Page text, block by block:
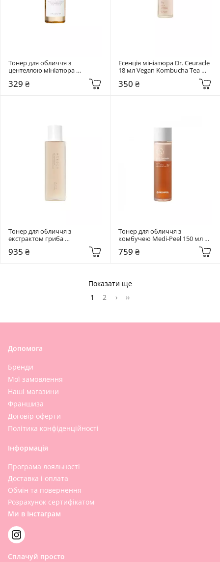
Тонер для обличчя з
центеллою мініатюра
SKIN1004 30 мл Madagascar
Centella Toning Toner
329 ₴
Есенція мініатюра Dr. Ceuracle
18 мл Vegan Kombucha Tea
350 ₴
Тонер для обличчя з
екстрактом гриба
Альбатрелус Needly 145 мл pH
balancing toner
935 ₴
Тонер для обличчя з
комбучею Medi-Peel 150 мл
759 ₴
Показати ще
1
2 › ››
Допомога
Бренди
Мої замовлення
Наші магазини
Франшиза
Договір оферти
Політика конфіденційності
Інформація
Програма лояльності
Доставка і оплата
Обмін та повернення
Розрахунок сертифікатом
Ми в Інстаграм
Сплачуй просто